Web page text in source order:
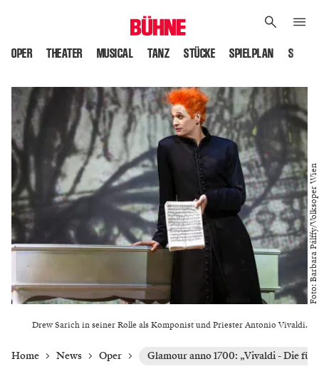
OPER THEATER MUSICAL TANZ STÜCKE SPIELPLAN
Drew Sarich in seiner Rolle als Komponist und Priester Antonio Vivaldi.
Foto: Barbara Pálffy/Volksoper Wien
Home News Oper Glamour anno 1700: „Vivaldi - Die